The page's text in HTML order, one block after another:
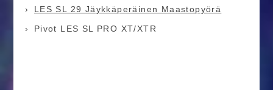
LES SL 29 Jäykkäperäinen Maastopyörä
Pivot LES SL PRO XT/XTR